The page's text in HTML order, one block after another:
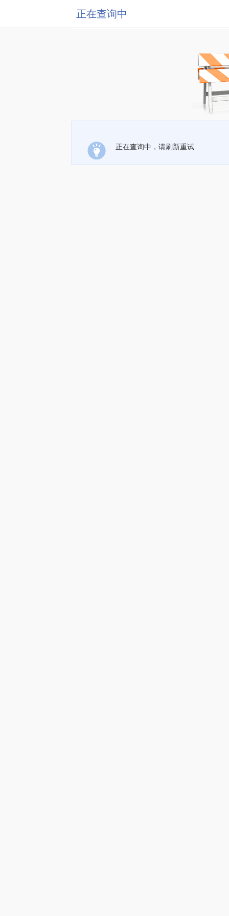
正在查询中
正在查询中，请刷新重试